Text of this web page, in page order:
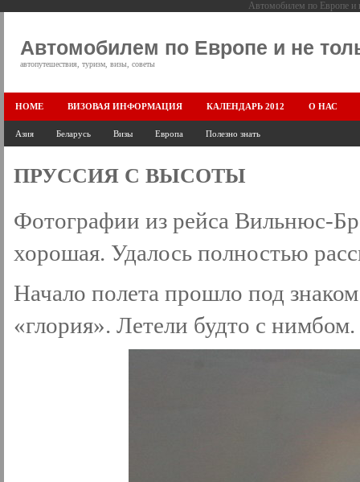
Автомобилем по Европе и
Автомобилем по Европе и не
автопутешествия, туризм, визы, советы
HOME ВИЗОВАЯ ИНФОРМАЦИЯ КАЛЕНДАРЬ 2012 О НАС
Азия Беларусь Визы Европа Полезно знать
ПРУССИЯ С ВЫСОТЫ
Фотографии из рейса Вильнюс-
хорошая. Удалось полностью
Начало полета прошло под
«глория». Летели будто с нимбом.